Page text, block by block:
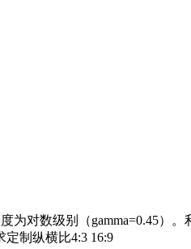
对数级别（gamma=0.45）
制纵横比4:3 16:9